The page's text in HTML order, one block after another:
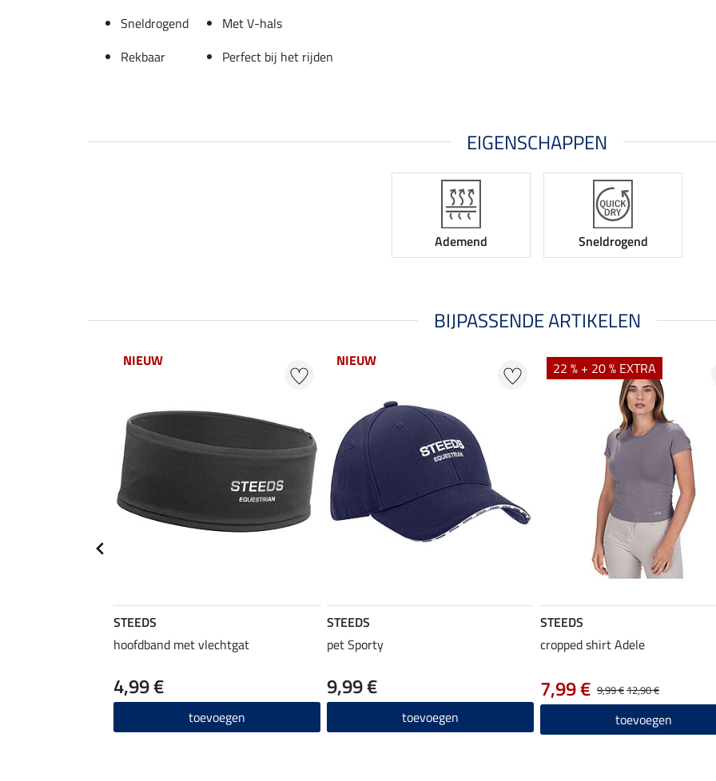
Sneldrogend
Met V-hals
Rekbaar
Perfect bij het rijden
EIGENSCHAPPEN
Ademend Sneldrogend
BIJPASSENDE ARTIKELEN
NIEUW
STEEDS
hoofdband met vlechtgat
4,99 €
toevoegen
NIEUW
STEEDS
pet Sporty
9,99 €
toevoegen
22 % + 20 % EXTRA
STEEDS
cropped shirt Adele
9,99 €12,90 €
7,99 €
toevoegen